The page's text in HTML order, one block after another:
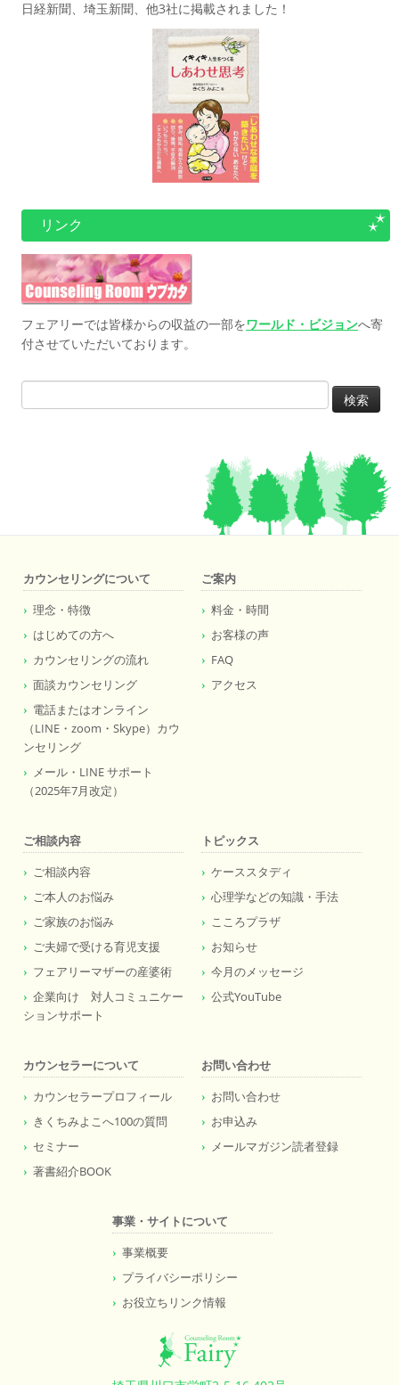
日経新聞、埼玉新聞、他3社に掲載されました！
リンク
フェアリーでは皆様からの収益の一部をワールド・ビジョンへ寄
付させていただいております。
検
索:
カウンセリングについて
理念・特徴
はじめての方へ
カウンセリングの流れ
面談カウンセリング
電話またはオンライン
（LINE・zoom・Skype）カウ
ンセリング
メール・LINE サポート
（2025年7月改定）
ご案内
料金・時間
お客様の声
FAQ
アクセス
ご相談内容
ご相談内容
ご本人のお悩み
ご家族のお悩み
ご夫婦で受ける育児支援
フェアリーマザーの産婆術
企業向け 対人コミュニケー
ションサポート
トピックス
ケーススタディ
心理学などの知識・手法
こころプラザ
お知らせ
今月のメッセージ
公式YouTube
カウンセラーについて
カウンセラープロフィール
きくちみよこへ100の質問
セミナー
著書紹介BOOK
お問い合わせ
お問い合わせ
お申込み
メールマガジン読者登録
事業・サイトについて
事業概要
プライバシーポリシー
お役立ちリンク情報